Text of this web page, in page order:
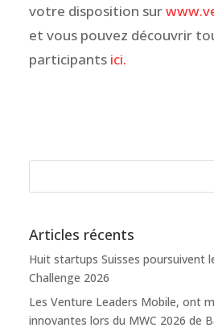
votre disposition sur
et vous pouvez découvrir
participants ici.
Articles récents
Huit startups Suisses poursuivent
Challenge 2026
Les Venture Leaders Mobile, ont
innovantes lors du MWC 2026 de